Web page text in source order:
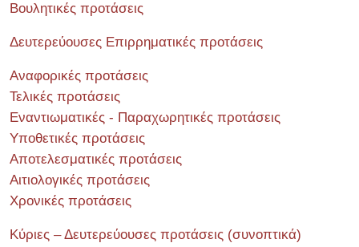
Βουλητικές προτάσεις
Δευτερεύουσες Επιρρηματικές προτάσεις
Αναφορικές προτάσεις
Τελικές προτάσεις
Εναντιωματικές - Παραχωρητικές προτάσεις
Υποθετικές προτάσεις
Αποτελεσματικές προτάσεις
Αιτιολογικές προτάσεις
Χρονικές προτάσεις
Κύριες – Δευτερεύουσες προτάσεις (συνοπτικά)